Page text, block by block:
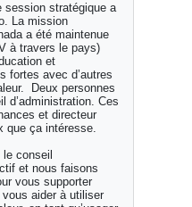
session stratégique a
La mission
a été maintenue
à travers le pays)
et
fortes avec d’autres
Deux personnes
d’administration. Ces
et directeur
que ça intéresse.
conseil
et nous faisons
vous supporter
aider à utiliser